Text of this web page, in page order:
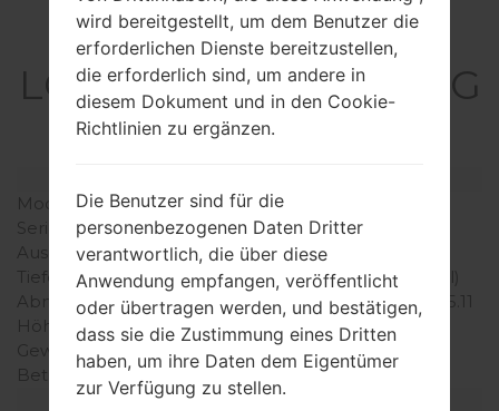
Spezifikation
LGL21G(LGL21G) akaLG
Destiny
Modell
LGL21G
Serie
LG Destiny
Ausgabe
September, 2015
Tiefe
10.9 millimeter (0.43 Zoll)
Abmessungen (Breite /
Höhe)
129.9 x 64.9 millimeter (5.11
x 2.56 Zoll)
Gewicht
139 gramm (4.9 unzen)
Betriebssystem
Android 5.0.1 (Lollipop)
Ausrüstung
wird bereitgestellt, um dem Benutzer die
erforderlichen Dienste bereitzustellen,
die erforderlich sind, um andere in
diesem Dokument und in den Cookie-
Richtlinien zu ergänzen.
Die Benutzer sind für die
personenbezogenen Daten Dritter
verantwortlich, die über diese
Anwendung empfangen, veröffentlicht
oder übertragen werden, und bestätigen,
dass sie die Zustimmung eines Dritten
haben, um ihre Daten dem Eigentümer
zur Verfügung zu stellen.